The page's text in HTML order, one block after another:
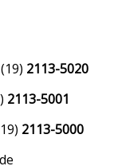
(19) 2113-5020
2113-5001
2113-5000